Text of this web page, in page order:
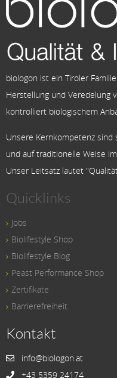
biologon ist ein Tiroler
Herstellung und Veredelung
kontrolliert biologischem
Unsere Kernkompetenz
und auf traditionelle Weise
Unser Leitsatz lautet
Quicklinks
Jobs
Biolifestyle Shop
Biolifestyle Blog
Peast Performance Shop
Zertifikate
Barrierefreiheit
Kontakt
info@biologon.at
+43 5359 24174